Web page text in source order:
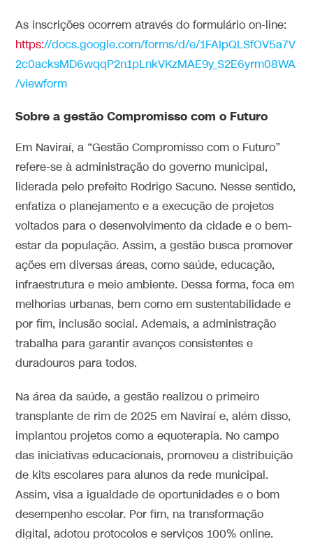
As inscrições ocorrem através do formulário on-line:
https://docs.google.com/forms/d/e/1FAIpQLSfOV5a7V
2c0acksMD6wqqP2n1pLnkVKzMAE9y_S2E6yrm08WA
/viewform
Sobre a gestão Compromisso com o Futuro
Em Naviraí, a “Gestão Compromisso com o Futuro”
refere-se à administração do governo municipal,
liderada pelo prefeito Rodrigo Sacuno. Nesse sentido,
enfatiza o planejamento e a execução de projetos
voltados para o desenvolvimento da cidade e o bem-
estar da população. Assim, a gestão busca promover
ações em diversas áreas, como saúde, educação,
infraestrutura e meio ambiente. Dessa forma, foca em
melhorias urbanas, bem como em sustentabilidade e
por fim, inclusão social. Ademais, a administração
trabalha para garantir avanços consistentes e
duradouros para todos.
Na área da saúde, a gestão realizou o primeiro
transplante de rim de 2025 em Naviraí e, além disso,
implantou projetos como a equoterapia. No campo
das iniciativas educacionais, promoveu a distribuição
de kits escolares para alunos da rede municipal.
Assim, visa a igualdade de oportunidades e o bom
desempenho escolar. Por fim, na transformação
digital, adotou protocolos e serviços 100% online.